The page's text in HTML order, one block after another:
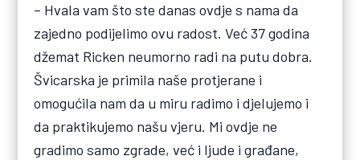
– Hvala vam što ste danas ovdje s nama da
zajedno podijelimo ovu radost. Već 37 godina
džemat Ricken neumorno radi na putu dobra.
Švicarska je primila naše protjerane i
omogućila nam da u miru radimo i djelujemo i
da praktikujemo našu vjeru. Mi ovdje ne
gradimo samo zgrade, već i ljude i građane,